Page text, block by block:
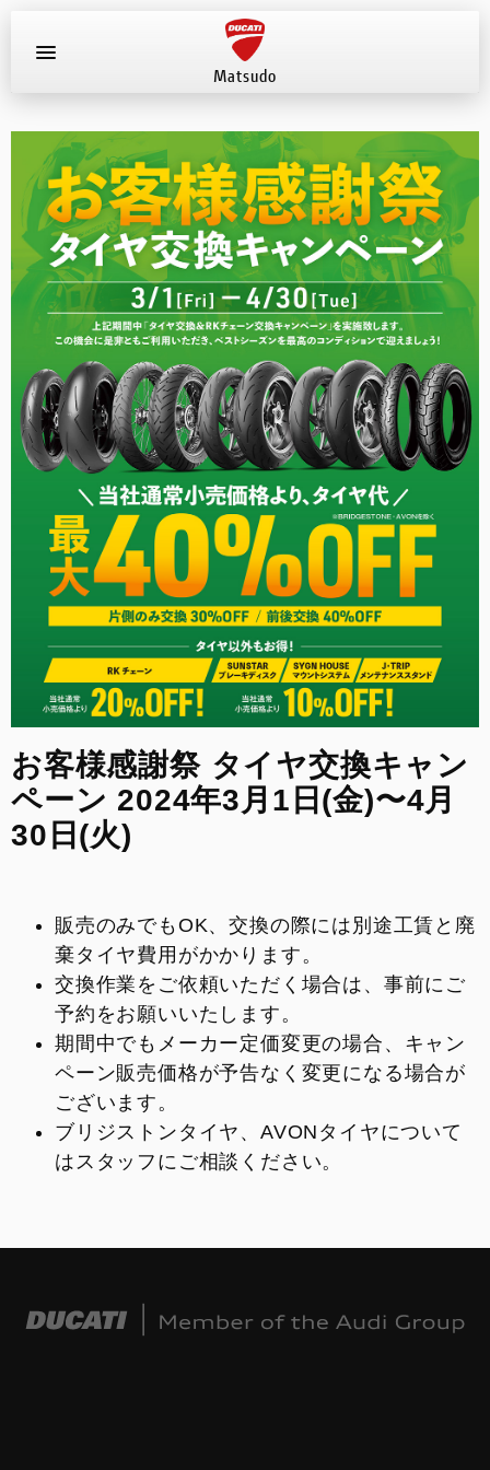
Matsudo
店舗へ電話する
047-330-0916
お知らせ
新車
中古車
試乗車
イベント
店舗案内
来店予約
FACEBOOK
整備予約
お客様感謝祭 タイヤ交換キャン
ペーン 2024年3月1日(金)〜4月
30日(火)
販売のみでもOK、交換の際には別途工賃と廃
棄タイヤ費用がかかります。
交換作業をご依頼いただく場合は、事前にご
予約をお願いいたします。
期間中でもメーカー定価変更の場合、キャン
ペーン販売価格が予告なく変更になる場合が
ございます。
ブリジストンタイヤ、AVONタイヤについて
はスタッフにご相談ください。